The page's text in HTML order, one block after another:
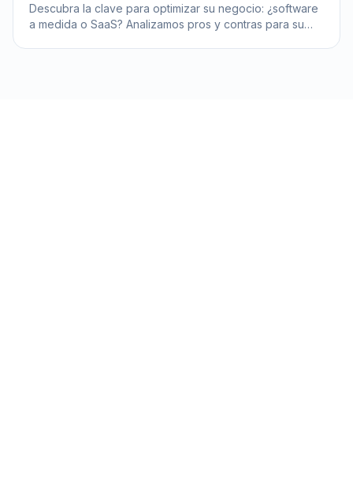
Descubra la clave para optimizar su negocio: ¿software
a medida o SaaS? Analizamos pros y contras para su